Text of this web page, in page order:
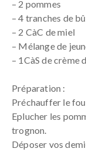
– 2 pommes
– 4 tranches de
– 2 CàC de miel
– Mélange de
– 1CàS de crème
Préparation :
Préchauffer le
Eplucher les
trognon.
Déposer vos